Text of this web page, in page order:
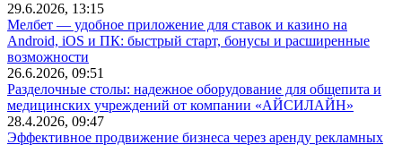
29.6.2026, 13:15
Мелбет — удобное приложение для ставок и казино на
Android, iOS и ПК: быстрый старт, бонусы и расширенные
возможности
26.6.2026, 09:51
Разделочные столы: надежное оборудование для общепита и
медицинских учреждений от компании «АЙСИЛАЙН»
28.4.2026, 09:47
Эффективное продвижение бизнеса через аренду рекламных